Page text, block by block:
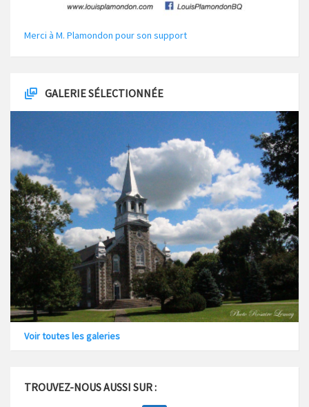
Merci à M. Plamondon pour son support
GALERIE SÉLECTIONNÉE
Voir toutes les galeries
TROUVEZ-NOUS AUSSI SUR :